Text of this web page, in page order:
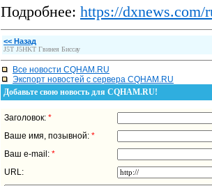
Подробнее: https://dxnews.com/
<< Назад
J5T J5HKT Гвинея Биссау
Все новости CQHAM.RU
Экспорт новостей с сервера CQHAM.RU
Добавьте свою новость для CQHAM.RU!
Заголовок: *
Ваше имя, позывной: *
Ваш e-mail: *
URL: